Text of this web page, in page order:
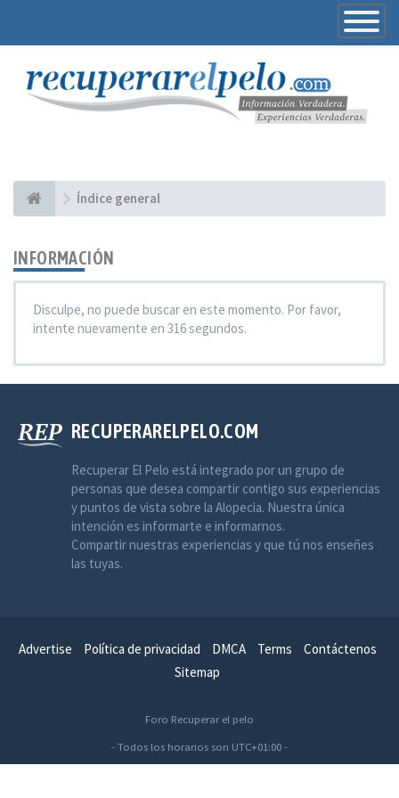
Toggle
Índice general
INFORMACIÓN
Disculpe, no puede buscar en este momento. Por favor,
intente nuevamente en 316 segundos.
RECUPERARELPELO.COM
Recuperar El Pelo está integrado por un grupo de
personas que desea compartir contigo sus experiencias
y puntos de vista sobre la Alopecia. Nuestra única
intención es informarte e informarnos.
Compartir nuestras experiencias y que tú nos enseñes
las tuyas.
Advertise Política de privacidad DMCA Terms
Contáctenos
Sitemap
Foro Recuperar el pelo
- Todos los horarios son UTC+01:00-